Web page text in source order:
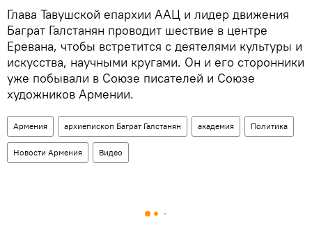
Глава Тавушской епархии ААЦ и лидер движения
Баграт Галстанян проводит шествие в центре
Еревана, чтобы встретится с деятелями культуры и
искусства, научными кругами. Он и его сторонники
уже побывали в Союзе писателей и Союзе
художников Армении.
Армения архиепископ Баграт Галстанян академия Политика
Новости Армения Видео